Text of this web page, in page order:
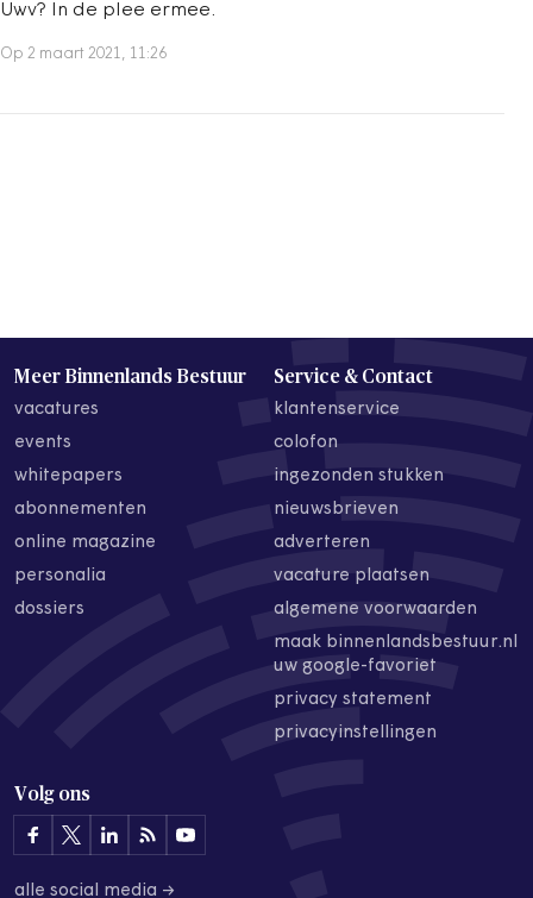
Uwv? In de plee ermee.
Op 2 maart 2021, 11:26
Meer Binnenlands Bestuur
vacatures
events
whitepapers
abonnementen
online magazine
personalia
dossiers
Service & Contact
klantenservice
colofon
ingezonden stukken
nieuwsbrieven
adverteren
vacature plaatsen
algemene voorwaarden
maak binnenlandsbestuur.nl
uw google-favoriet
privacy statement
privacyinstellingen
Volg ons
alle social media →